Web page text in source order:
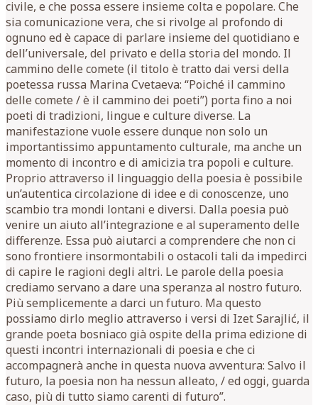
civile, e che possa essere insieme colta e popolare. Che
sia comunicazione vera, che si rivolge al profondo di
ognuno ed è capace di parlare insieme del quotidiano e
dell’universale, del privato e della storia del mondo. Il
cammino delle comete (il titolo è tratto dai versi della
poetessa russa Marina Cvetaeva: “Poiché il cammino
delle comete / è il cammino dei poeti”) porta fino a noi
poeti di tradizioni, lingue e culture diverse. La
manifestazione vuole essere dunque non solo un
importantissimo appuntamento culturale, ma anche un
momento di incontro e di amicizia tra popoli e culture.
Proprio attraverso il linguaggio della poesia è possibile
un’autentica circolazione di idee e di conoscenze, uno
scambio tra mondi lontani e diversi. Dalla poesia può
venire un aiuto all’integrazione e al superamento delle
differenze. Essa può aiutarci a comprendere che non ci
sono frontiere insormontabili o ostacoli tali da impedirci
di capire le ragioni degli altri. Le parole della poesia
crediamo servano a dare una speranza al nostro futuro.
Più semplicemente a darci un futuro. Ma questo
possiamo dirlo meglio attraverso i versi di Izet Sarajlić, il
grande poeta bosniaco già ospite della prima edizione di
questi incontri internazionali di poesia e che ci
accompagnerà anche in questa nuova avventura: Salvo il
futuro, la poesia non ha nessun alleato, / ed oggi, guarda
caso, più di tutto siamo carenti di futuro”.